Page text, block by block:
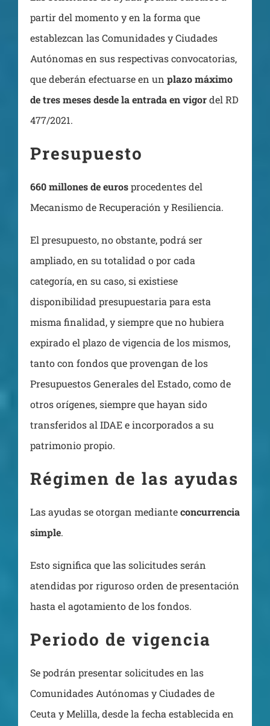
partir del momento y en la forma que
establezcan las Comunidades y Ciudades
Autónomas en sus respectivas convocatorias,
que deberán efectuarse en un plazo máximo
de tres meses desde la entrada en vigordel RD
477/2021.
Presupuesto
660 millones de eurosprocedentes del
Mecanismo de Recuperación y Resiliencia.
El presupuesto, no obstante, podrá ser
ampliado, en su totalidad o por cada
categoría, en su caso, si existiese
disponibilidad presupuestaria para esta
misma finalidad, y siempre que no hubiera
expirado el plazo de vigencia de los mismos,
tanto con fondos que provengan de los
Presupuestos Generales del Estado, como de
otros orígenes, siempre que hayan sido
transferidos al IDAE e incorporados a su
patrimonio propio.
Régimen de las ayudas
Las ayudas se otorgan medianteconcurrencia
simple.
Esto significa que las solicitudes serán
atendidas por riguroso orden de presentación
hasta el agotamiento de los fondos.
Periodo de vigencia
Se podrán presentar solicitudes en las
Comunidades Autónomas y Ciudades de
Ceuta y Melilla, desde la fecha establecida en